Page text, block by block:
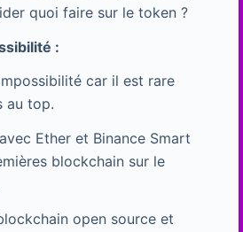
quoi faire sur le token ?
:
car il est rare
au top.
Ether et Binance Smart
blockchain sur le
open source et